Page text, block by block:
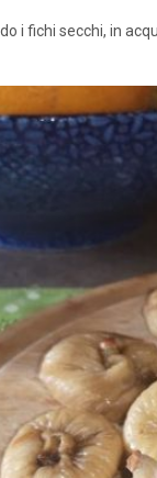
i fichi secchi, in